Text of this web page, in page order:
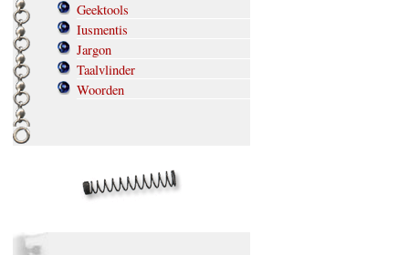
Geektools
Iusmentis
Jargon
Taalvlinder
Woorden